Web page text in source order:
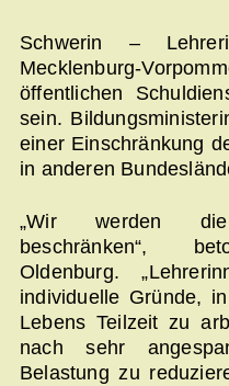
Schwerin –
Mecklenburg-
öffentlichen
sein.
einer Einschränkung
in anderen
„Wir werden
beschränken“,
Oldenburg.
individuelle Gründe,
Lebens Teilzeit zu
nach sehr
Belastung zu